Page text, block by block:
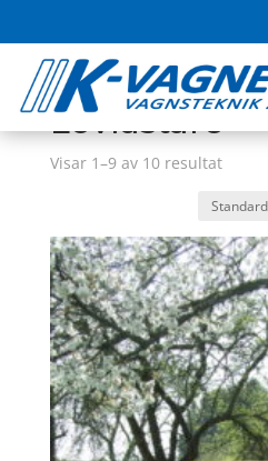
Hem/Butik/ Produkter
Lövlastare
Visar 1–9 av 10 resultat